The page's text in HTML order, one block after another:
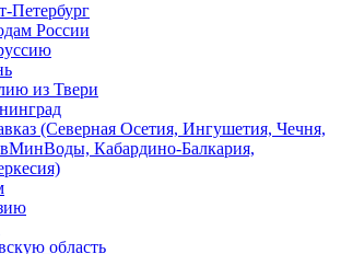
Петербург
России
из Твери
(Северная Осетия, Ингушетия, Чечня,
Кабардино-Балкария,
область